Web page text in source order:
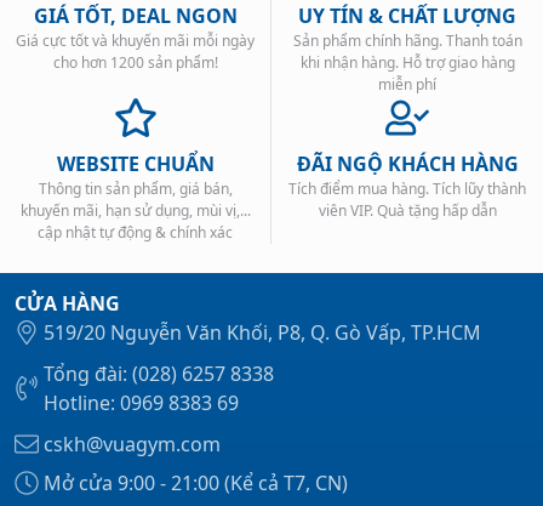
Xem tất cả →
GIÁ TỐT, DEAL NGON
Giá cực tốt và khuyến mãi mỗi ngày
cho hơn 1200 sản phẩm!
UY TÍN & CHẤT LƯỢNG
Sản phẩm chính hãng. Thanh toán
khi nhận hàng. Hỗ trợ giao hàng
miễn phí
WEBSITE CHUẨN
Thông tin sản phẩm, giá bán,
khuyến mãi, hạn sử dụng, mùi vị,...
cập nhật tự động & chính xác
ĐÃI NGỘ KHÁCH HÀNG
Tích điểm mua hàng. Tích lũy thành
viên VIP. Quà tặng hấp dẫn
CỬA HÀNG
519/20 Nguyễn Văn Khối, P8, Q. Gò Vấp, TP.HCM
Tổng đài: (028) 6257 8338
Hotline: 0969 8383 69
cskh@vuagym.com
Mở cửa 9:00 - 21:00 (Kể cả T7, CN)